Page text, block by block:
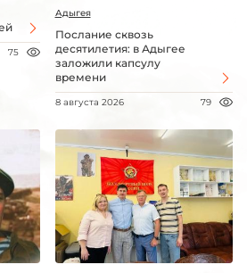
75
Адыгея
Послание сквозь
десятилетия: в Адыгее
заложили капсулу
времени
8 августа 2026 79